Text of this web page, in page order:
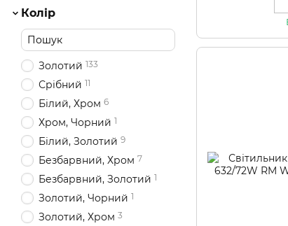
Колір
Золотий 133
Срібний 11
Білий, Хром 6
Хром, Чорний 1
Білий, Золотий 9
Безбарвний, Хром 7
Безбарвний, Золотий 1
Золотий, Чорний 1
Золотий, Хром 3